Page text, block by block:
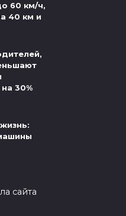
60 км/ч,
40 км и
30%
сайта